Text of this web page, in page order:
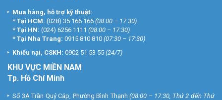
Mua hàng, hỗ trợ kỹ thuật:
* Tại HCM: (028) 35 166 166 (08:00 – 17:30)
* Tại HN: (024) 6256 1111 (08:00 – 17:30)
* Tại Nha Trang: 0915 810 810 (07:30 – 17:30)
Khiếu nại, CSKH: 0902 51 53 55 (24/7)
KHU VỰC MIỀN NAM
Tp. Hồ Chí Minh
Số 3A Trần Quý Cáp, Phường Bình Thạnh (08:00 – 17:30, Thứ 2 đến Thứ